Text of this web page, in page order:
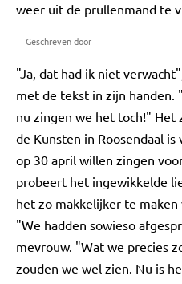
weer uit de prullenmand te
Geschreven door
"Ja, dat had ik niet
met de tekst in zijn handen.
nu zingen we het toch!"
de Kunsten in Roosendaal
op 30 april willen zingen
probeert het ingewikkelde
het zo makkelijker te maken
"We hadden sowieso
mevrouw. "Wat we precies
zouden we wel zien. Nu is